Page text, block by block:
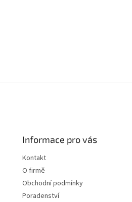
Informace pro vás
Kontakt
O firmě
Obchodní podmínky
Poradenství